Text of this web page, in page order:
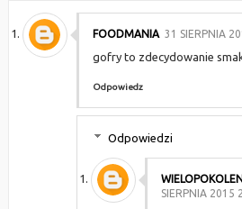
FOODMANIA 31 SIERPNIA
gofry to zdecydowanie
Odpowiedz
Odpowiedzi
SIERPNIA 2015